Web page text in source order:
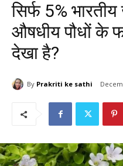
सिर्फ 5%
औषधीय पौधों के
देखा है?
By Prakriti ke sathi